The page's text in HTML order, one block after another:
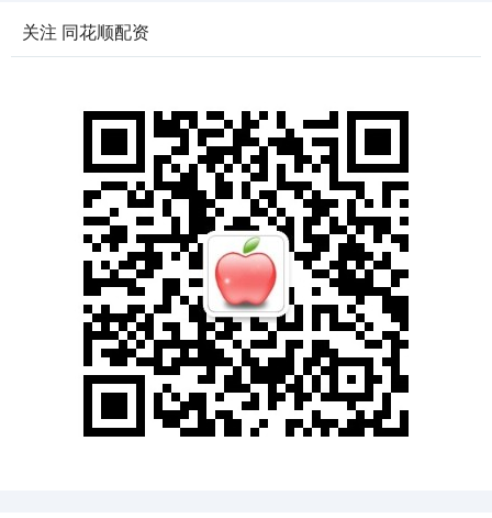
关注 同花顺配资